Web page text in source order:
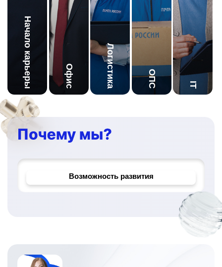
Начало карьеры Офис Логистика ОПС IT
Надёжный работодатель
Возможность развития